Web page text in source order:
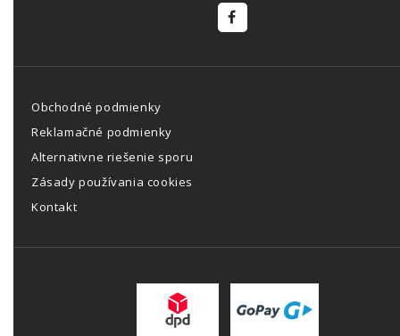
Obchodné podmienky
Reklamačné podmienky
Alternativne riešenie sporu
Zásady používania cookies
Kontakt